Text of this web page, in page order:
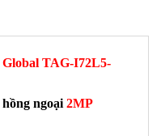
Global TAG-I72L5-
hồng ngoại 2MP